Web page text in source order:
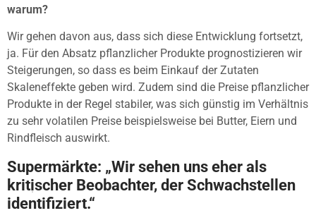
warum?
Wir gehen davon aus, dass sich diese Entwicklung fortsetzt,
ja. Für den Absatz pflanzlicher Produkte prognostizieren wir
Steigerungen, so dass es beim Einkauf der Zutaten
Skaleneffekte geben wird. Zudem sind die Preise pflanzlicher
Produkte in der Regel stabiler, was sich günstig im Verhältnis
zu sehr volatilen Preise beispielsweise bei Butter, Eiern und
Rindfleisch auswirkt.
Supermärkte: „Wir sehen uns eher als
kritischer Beobachter, der Schwachstellen
identifiziert.“